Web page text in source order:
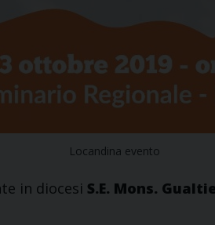
Locandina evento
in diocesi S.E. Mons.